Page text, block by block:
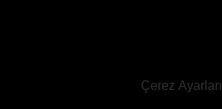
Çerez Ayarları